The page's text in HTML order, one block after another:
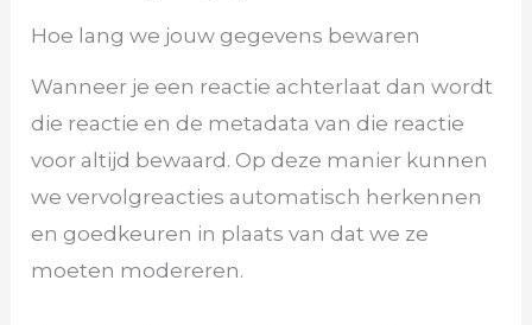
Hoe lang we jouw gegevens bewaren
Wanneer je een reactie achterlaat dan wordt
die reactie en de metadata van die reactie
voor altijd bewaard. Op deze manier kunnen
we vervolgreacties automatisch herkennen
en goedkeuren in plaats van dat we ze
moeten modereren.